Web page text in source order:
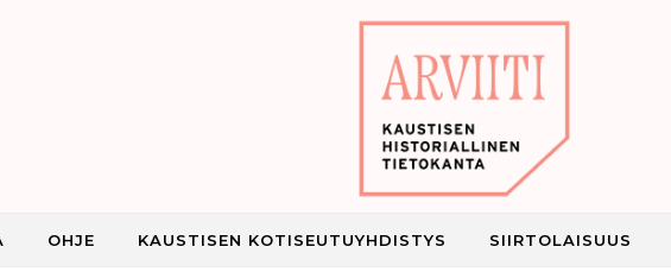
Kaustisen historiallinen tietokanta
OHJE KAUSTISEN KOTISEUTUYHDISTYS SIIRTOLAISUUS